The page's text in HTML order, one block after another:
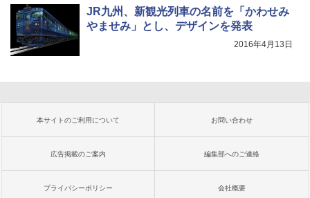
JR九州、新観光列車の名前を「かわせみ
やませみ」とし、デザインを発表
2016年4月13日
本サイトのご利用について お問い合わせ
広告掲載のご案内 編集部へのご連絡
プライバシーポリシー 会社概要